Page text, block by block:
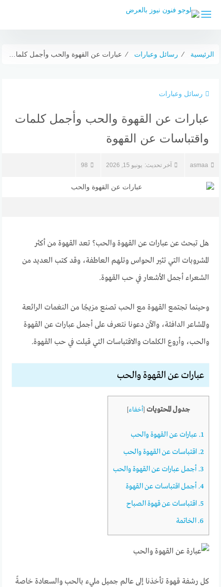
الرئيسية ⁄ رسائل وعبارات ⁄ عبارات عن القهوة والحب وأجمل كلمات واقتباسات عن القهوة
رسائل وعبارات
عبارات عن القهوة والحب وأجمل كلمات
واقتباسات عن القهوة
asmaa آخر تحديث: يونيو 15, 2026 98
هل تبحث عن عبارات عن القهوة والحب؟ تعد القهوة من أكثر
المشروبات التي تثير الحواس وتلهم العاطفة، وقد كتب العديد من
الشعراء أجمل الأشعار في حب القهوة.
وحينما تجتمع القهوة مع الحب تصنع مزيجًا من النغمات الرائعة
والمشاعر الدافئة، والآن دعونا نتعرف على أجمل عبارات عن القهوة
والحب، وأروع الكلمات والاقتباسات التي قيلت في حب القهوة.
عبارات عن القهوة والحب
جدول المحتويات [أخفاء]
1. عبارات عن القهوة والحب
2. اقتباسات عن القهوة والحب
3. أجمل عبارات عن القهوة والحب
4. أجمل اقتباسات عن القهوة
5. اقتباسات عن قهوة الصباح
6. الخاتمة
كل رشفة قهوة تأخذنا إلى عالم جميل مليء بالحب والسعادة خاصةً